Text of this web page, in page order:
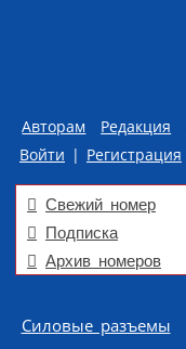
Авторам Редакция
Войти | Регистрация
Свежий номер
Подписка
Архив номеров
Skip to content
Силовые разъемы